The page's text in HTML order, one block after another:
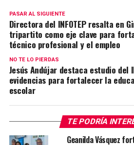
PASAR AL SIGUIENTE
Directora del INFOTEP resalta en
tripartito como eje clave para
técnico profesional y el empleo
NO TE LO PIERDAS
Jesús Andújar destaca estudio del
evidencias para fortalecer la
escolar
TE PODRÍA
Geanilda Vásquez